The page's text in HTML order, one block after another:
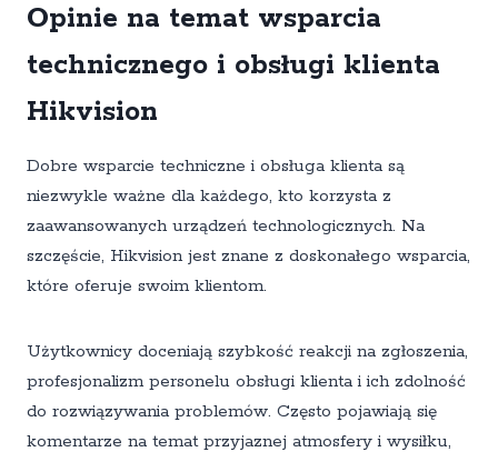
Opinie na temat wsparcia
technicznego i obsługi klienta
Hikvision
Dobre wsparcie techniczne i obsługa klienta są
niezwykle ważne dla każdego, kto korzysta z
zaawansowanych urządzeń technologicznych. Na
szczęście, Hikvision jest znane z doskonałego wsparcia,
które oferuje swoim klientom.
Użytkownicy doceniają szybkość reakcji na zgłoszenia,
profesjonalizm personelu obsługi klienta i ich zdolność
do rozwiązywania problemów. Często pojawiają się
komentarze na temat przyjaznej atmosfery i wysiłku,